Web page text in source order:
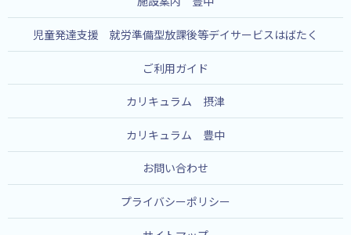
児童発達支援 就労準備型放課後等デイサービスはばたく
ご利用ガイド
カリキュラム 摂津
カリキュラム 豊中
お問い合わせ
プライバシーポリシー